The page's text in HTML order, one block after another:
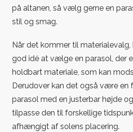
på altanen, så vælg gerne en
stil og smag.
Når det kommer til
god idé at vælge en parasol, der
holdbart materiale, som kan
Derudover kan det også være
parasol med en justerbar højde
tilpasse den til forskellige
afhængigt af solens placering.